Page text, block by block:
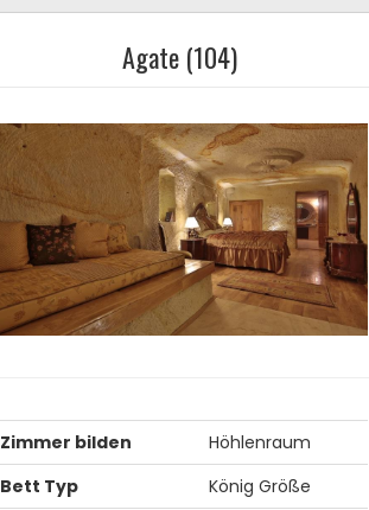
Agate (104)
Zimmer bilden
Höhlenraum
Bett Typ
König Größe